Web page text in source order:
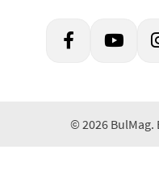
© 2026 BulMag.